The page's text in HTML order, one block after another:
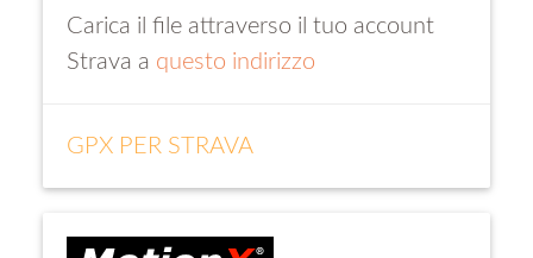
Carica il file attraverso il tuo account
Strava a questo indirizzo
GPX PER STRAVA